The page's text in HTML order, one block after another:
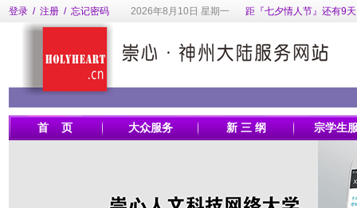
登录/ 注册/ 忘记密码 2026年8月10日 星期一 距『七夕情人节』还有9天
首 页 大众服务 新 三 纲 宗学生